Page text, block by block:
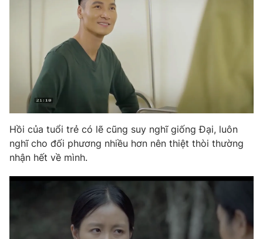
Lịch phát sóng
Chuyên mục khác
Emagazine Podcast
Video
VTV Sức khoẻ Bất động sản
Hồi của tuổi trẻ có lẽ cũng suy nghĩ giống Đại, luôn
nghĩ cho đối phương nhiều hơn nên thiệt thòi thường
nhận hết về mình.